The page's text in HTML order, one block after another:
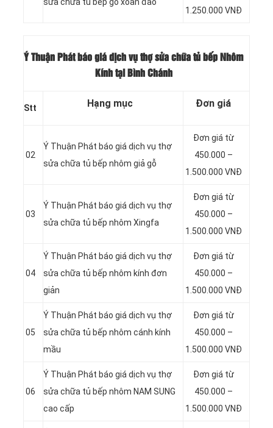
sửa chữa tủ bếp gỗ xoan đào
1.250.000 VNĐ
Ý Thuận Phát báo giá dịch vụ thợ sửa chữa tủ bếp Nhôm
Kính tại Bình Chánh
Stt Hạng mục Đơn giá
02
Ý Thuận Phát báo giá dịch vụ thợ
sửa chữa tủ bếp nhôm giả gỗ
Đơn giá từ
450.000 –
1.500.000 VNĐ
03
Ý Thuận Phát báo giá dịch vụ thợ
sửa chữa tủ bếp nhôm Xingfa
Đơn giá từ
450.000 –
1.500.000 VNĐ
04
Ý Thuận Phát báo giá dịch vụ thợ
sửa chữa tủ bếp nhôm kính đơn
giản
Đơn giá từ
450.000 –
1.500.000 VNĐ
05
Ý Thuận Phát báo giá dịch vụ thợ
sửa chữa tủ bếp nhôm cánh kính
mầu
Đơn giá từ
450.000 –
1.500.000 VNĐ
06
Ý Thuận Phát báo giá dịch vụ thợ
sửa chữa tủ bếp nhôm NAM SUNG
cao cấp
Đơn giá từ
450.000 –
1.500.000 VNĐ